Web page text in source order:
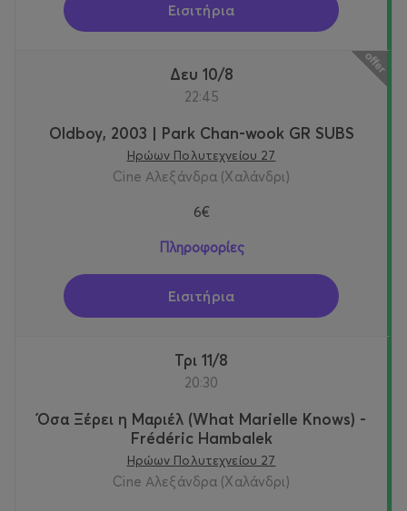
Εισιτήρια
Δευ 10/8
22:45
Oldboy, 2003 | Park Chan-wook GR SUBS
Ηρώων Πολυτεχνείου 27
Cine Αλεξάνδρα (Χαλάνδρι)
6€
Πληροφορίες
Εισιτήρια
Τρι 11/8
20:30
Όσα Ξέρει η Μαριέλ (What Marielle Knows) -
Frédéric Hambalek
Ηρώων Πολυτεχνείου 27
Cine Αλεξάνδρα (Χαλάνδρι)